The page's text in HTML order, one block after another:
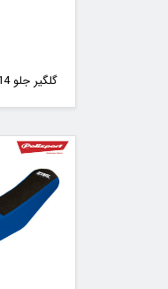
گلگیر جلو YZ & YZF & WRF 06 - 14